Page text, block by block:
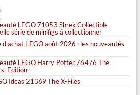
LEGO 71053 Shrek Collectible
série de minifigs à collectionner
d’achat LEGO août 2026 : les nouveautés
LEGO Harry Potter 76476 The
Edition
Ideas 21369 The X-Files